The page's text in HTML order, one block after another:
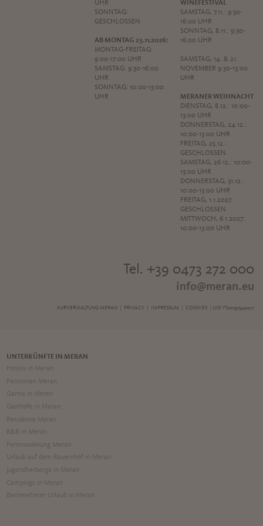
UHR
SONNTAG:
GESCHLOSSEN
AB MONTAG 23.11.2026:
MONTAG-FREITAG:
9:00-17:00 UHR
SAMSTAG: 9:30-16:00
UHR
SONNTAG: 10:00-13:00
UHR
WINEFESTIVAL
SAMSTAG, 7.11.: 9:30-
16:00 UHR
SONNTAG, 8.11.: 9:30-
16:00 UHR
SAMSTAG, 14. & 21.
NOVEMBER 9:30-13:00
UHR
MERANER WEIHNACHT
DIENSTAG, 8.12.: 10:00-
13:00 UHR
DONNERSTAG, 24.12.:
10:00-13:00 UHR
FREITAG, 25.12.:
GESCHLOSSEN
SAMSTAG, 26.12.: 10:00-
13:00 UHR
DONNERSTAG, 31.12.:
10:00-13:00 UHR
FREITAG, 1.1.2027:
GESCHLOSSEN
MITTWOCH, 6.1.2027:
10:00-13:00 UHR
Tel. +39 0473 272 000
info@meran.eu
KURVERWALTUNG MERAN | PRIVACY| IMPRESSUM COOKIES | UID IT00197440217
UNTERKÜNFTE IN MERAN
Hotels in Meran
Pensionen Meran
Garnis in Meran
Gasthöfe in Meran
Residence Meran
B&B in Meran
Ferienwohnung Meran
Urlaub auf dem Bauernhof in Meran
Jugendherberge in Meran
Campings in Meran
Barrierefreier Urlaub in Meran